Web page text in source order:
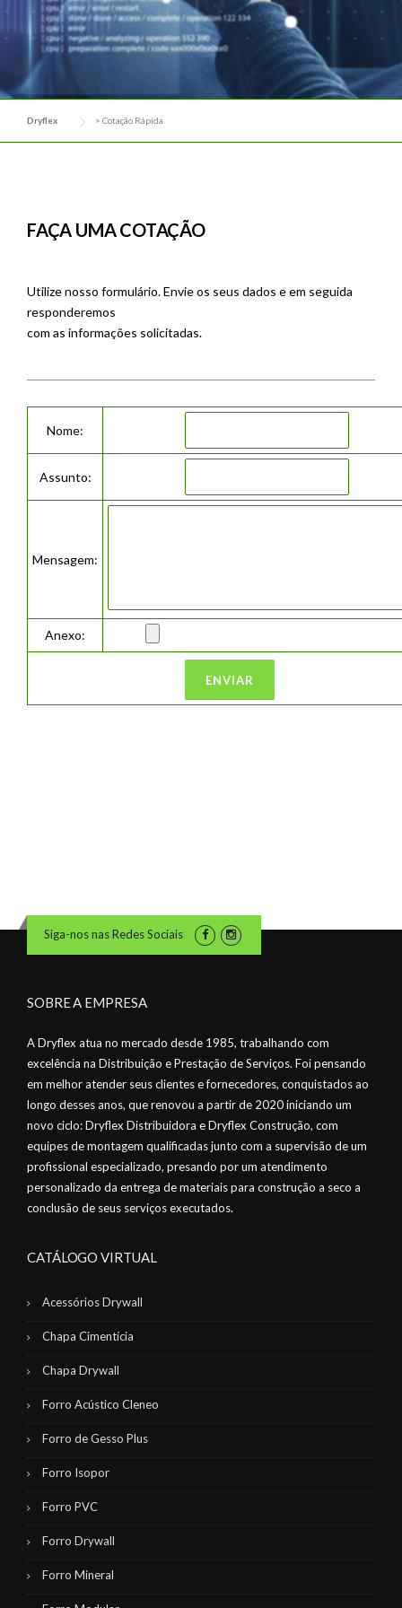
Dryflex > Cotação Rápida
FAÇA UMA COTAÇÃO
Utilize nosso formulário. Envie os seus dados e em seguida
responderemos
com as informações solicitadas.
Nome:
Assunto:
Mensagem:
Anexo:
Siga-nos nas Redes Sociais
SOBRE A EMPRESA
A Dryflex atua no mercado desde 1985, trabalhando com
excelência na Distribuição e Prestação de Serviços. Foi pensando
em melhor atender seus clientes e fornecedores, conquistados ao
longo desses anos, que renovou a partir de 2020 iniciando um
novo ciclo: Dryflex Distribuidora e Dryflex Construção, com
equipes de montagem qualificadas junto com a supervisão de um
profissional especializado, presando por um atendimento
personalizado da entrega de materiais para construção a seco a
conclusão de seus serviços executados.
CATÁLOGO VIRTUAL
Acessórios Drywall
Chapa Cimentícia
Chapa Drywall
Forro Acústico Cleneo
Forro de Gesso Plus
Forro Isopor
Forro PVC
Forro Drywall
Forro Mineral